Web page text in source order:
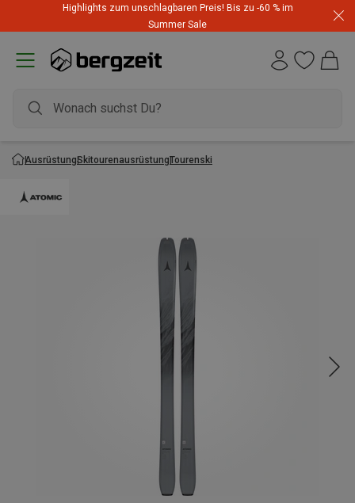
Highlights zum unschlagbaren Preis! Bis zu -60 % im
Summer Sale
AusrüstungSkitourenausrüstungTourenski